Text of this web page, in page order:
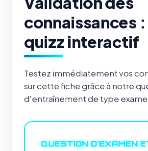
connaissances
quizz interactif
Testez immédiatement vos
sur cette fiche grâce à notre
d'entraînement de type
QUESTION D'EXAMEN